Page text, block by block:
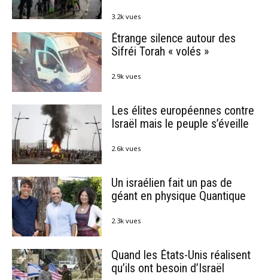
3.2k vues
Étrange silence autour des
Sifréi Torah « volés »
2.9k vues
Les élites européennes contre
Israël mais le peuple s’éveille
2.6k vues
Un israélien fait un pas de
géant en physique Quantique
2.3k vues
Quand les États-Unis réalisent
qu’ils ont besoin d’Israël